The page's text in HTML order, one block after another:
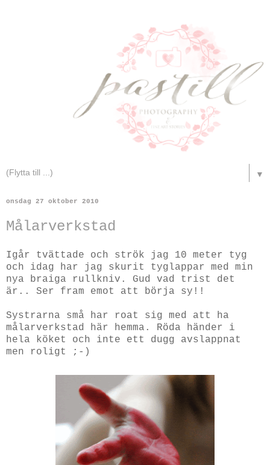
▼
onsdag 27 oktober 2010
Målarverkstad
Igår tvättade och strök jag 10 meter tyg
och idag har jag skurit tyglappar med min
nya braiga rullkniv. Gud vad trist det
är.. Ser fram emot att börja sy!!
Systrarna små har roat sig med att ha
målarverkstad här hemma. Röda händer i
hela köket och inte ett dugg avslappnat
men roligt ;-)